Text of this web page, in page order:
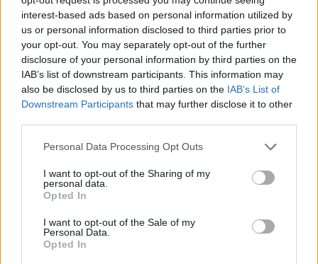
interest-based ads based on personal information utilized by
us or personal information disclosed to third parties prior to
your opt-out. You may separately opt-out of the further
disclosure of your personal information by third parties on the
IAB’s list of downstream participants. This information may
also be disclosed by us to third parties on the IAB’s List of
Downstream Participants that may further disclose it to other
Please note that this website/app uses one or more Google
not limited to your visit or usage behaviour. You may click to
grant or deny consent to Google and its third-party tags to
use your data for below specified purposes in below Google
consent section.
Personal Data Processing Opt Outs
I want to opt-out of the Sharing of my
personal data.
Opted In
I want to opt-out of the Sale of my
Personal Data.
Opted In